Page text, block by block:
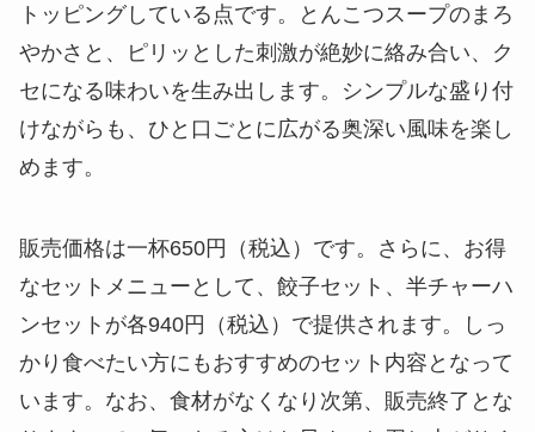
トッピングしている点です。とんこつスープのまろ
やかさと、ピリッとした刺激が絶妙に絡み合い、ク
セになる味わいを生み出します。シンプルな盛り付
けながらも、ひと口ごとに広がる奥深い風味を楽し
めます。
販売価格は一杯650円（税込）です。さらに、お得
なセットメニューとして、餃子セット、半チャーハ
ンセットが各940円（税込）で提供されます。しっ
かり食べたい方にもおすすめのセット内容となって
います。なお、食材がなくなり次第、販売終了とな